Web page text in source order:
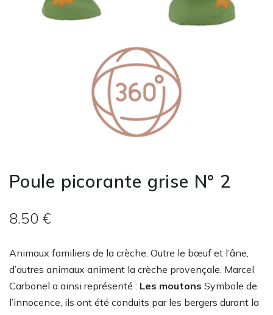
Poule picorante grise N° 2
8.50 €
Animaux familiers de la crèche. Outre le bœuf et l’âne,
d’autres animaux animent la crèche provençale. Marcel
Carbonel a ainsi représenté : Les moutons Symbole de
l’innocence, ils ont été conduits par les bergers durant la